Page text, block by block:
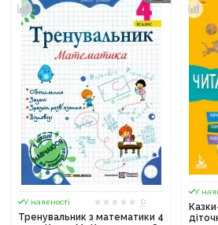
У наявності
0
Тренувальник з математики 4
У